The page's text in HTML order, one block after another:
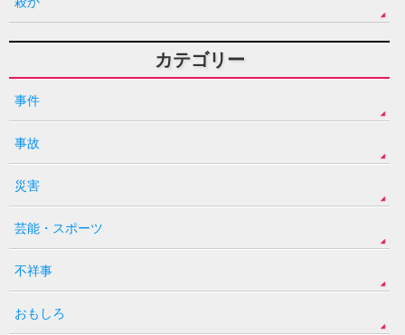
カテゴリー
事件
事故
災害
芸能・スポーツ
不祥事
おもしろ